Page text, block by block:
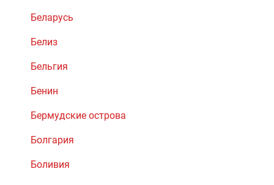
Беларусь
Белиз
Бельгия
Бенин
Бермудские острова
Болгария
Боливия